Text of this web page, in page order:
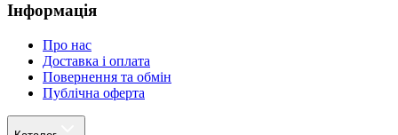
Інформація
Про нас
Доставка і оплата
Повернення та обмін
Публічна оферта